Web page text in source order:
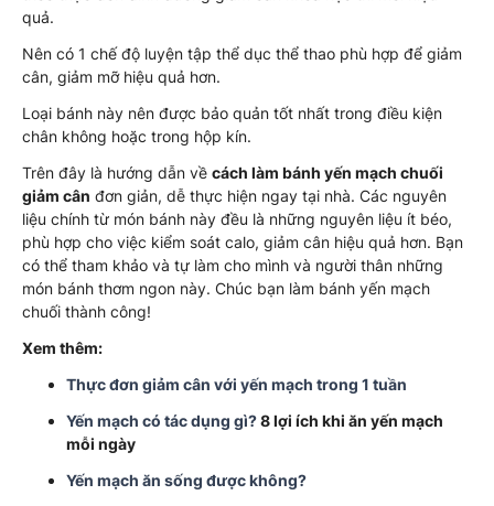
quả.
Nên có 1 chế độ luyện tập thể dục thể thao phù hợp để giảm
cân, giảm mỡ hiệu quả hơn.
Loại bánh này nên được bảo quản tốt nhất trong điều kiện
chân không hoặc trong hộp kín.
Trên đây là hướng dẫn về cách làm bánh yến mạch chuối
giảm cân đơn giản, dễ thực hiện ngay tại nhà. Các nguyên
liệu chính từ món bánh này đều là những nguyên liệu ít béo,
phù hợp cho việc kiểm soát calo, giảm cân hiệu quả hơn. Bạn
có thể tham khảo và tự làm cho mình và người thân những
món bánh thơm ngon này. Chúc bạn làm bánh yến mạch
chuối thành công!
Xem thêm:
Thực đơn giảm cân với yến mạch trong 1 tuần
Yến mạch có tác dụng gì?8 lợi ích khi ăn yến mạch
mỗi ngày
Yến mạch ăn sống được không?